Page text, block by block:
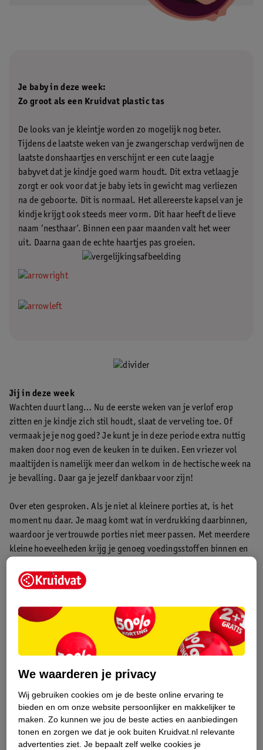
Je baby in deze week:
Zo groot als een Kruidvat plastic tas
De looks van je kleintje worden zo mogelijk nog beter.
Tijdens de laatste weken van je zwangerschap verdwijnen de
laatste donshaartjes en verschijnt er een cute laagje
babyvet dat je kindje goed warm houdt. Dit extra vetlaagje
zorgt er ook voor dat je baby iets in gewicht mag verliezen
na de geboorte. Dit is normaal. Het allereerste kapsel van je
kindje krijgt ook steeds meer vorm. Dit haar heeft de lieve
naam ‘nesthaar’. Binnen een paar maanden valt het weer
uit. Daarna gaan de echte haartjes pas groeien.
Jij in deze week
Wachten duurt lang… Nu de eerste weken van je verlof erop
zitten en je kindje zich stil houdt, slaat de verveling toe. Of
vermaak je je nog goed? Je kunt je in deze periode extra nuttig
maken door nog even de keuken in te duiken. Een vriezer vol
maaltijden is namelijk meer dan welkom in de hectische week na
je bevalling. Daar ga je jezelf dankbaar voor zijn!
Over eten gesproken. Als je niet al kleinere porties at, is het
moment nu daar. Je maag komt wat in verdrukking daarbinnen,
waardoor je vertrouwde porties niet meer passen. Met meerdere
kleine hoeveelheden krijg je genoeg voedingsstoffen binnen en
opgeblazen voel je je al genoeg!
Tip voor je partner
Een handige tip waarmee je dekraamweek
zo relaxed mogelijk in
gaat: zorg voor voldoende voorraad! Koffie, thee, beschuit,
muisjes, een ooievaar en slingers… je kunt het beter maar vast in
Marilyn vertelt
marilynschrijft
“Verlof! Bizar idee dat ik over een aantal weken moeder ga
worden. Ik vond het spannend en eng en deed zoveel als ik kon
nog voor mezelf.
We waarderen je privacy
Wij gebruiken cookies om je de beste online ervaring te
bieden en om onze website persoonlijker en makkelijker te
maken. Zo kunnen we jou de beste acties en aanbiedingen
tonen en zorgen we dat je ook buiten Kruidvat.nl relevante
advertenties ziet. Je bepaalt zelf welke cookies je